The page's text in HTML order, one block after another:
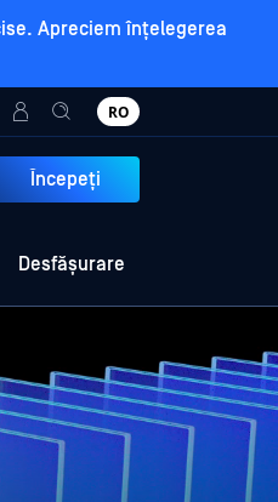
Apreciem înțelegerea
RO
Începeți
Desfășurare